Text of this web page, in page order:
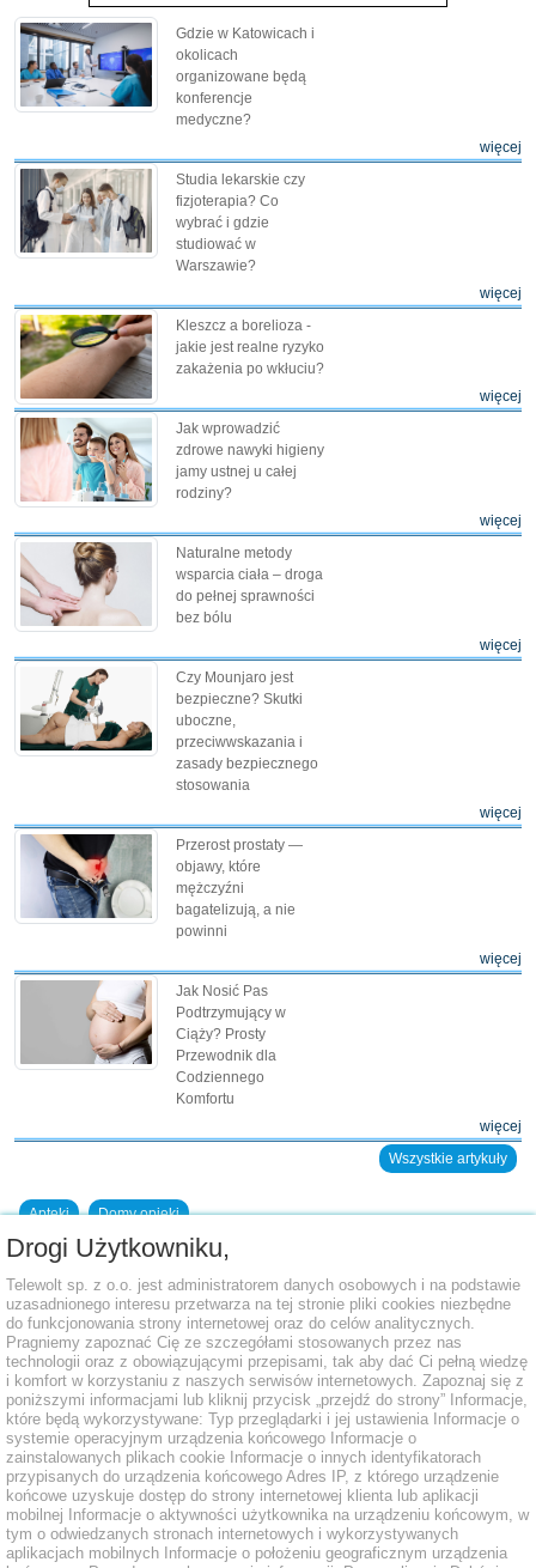
Gdzie w Katowicach i
okolicach
organizowane będą
konferencje
medyczne?
więcej
Studia lekarskie czy
fizjoterapia? Co
wybrać i gdzie
studiować w
Warszawie?
więcej
Kleszcz a borelioza -
jakie jest realne ryzyko
zakażenia po wkłuciu?
więcej
Jak wprowadzić
zdrowe nawyki higieny
jamy ustnej u całej
rodziny?
więcej
Naturalne metody
wsparcia ciała – droga
do pełnej sprawności
bez bólu
więcej
Czy Mounjaro jest
bezpieczne? Skutki
uboczne,
przeciwwskazania i
zasady bezpiecznego
stosowania
więcej
Przerost prostaty —
objawy, które
mężczyźni
bagatelizują, a nie
powinni
więcej
Jak Nosić Pas
Podtrzymujący w
Ciąży? Prosty
Przewodnik dla
Codziennego
Komfortu
więcej
Wszystkie artykuły
Apteki Domy opieki
Dodaj placówkę do bazy
Drogi Użytkowniku,
Telewolt sp. z o.o. jest administratorem danych osobowych i na podstawie
uzasadnionego interesu przetwarza na tej stronie pliki cookies niezbędne
do funkcjonowania strony internetowej oraz do celów analitycznych.
Pragniemy zapoznać Cię ze szczegółami stosowanych przez nas
technologii oraz z obowiązującymi przepisami, tak aby dać Ci pełną wiedzę
i komfort w korzystaniu z naszych serwisów internetowych. Zapoznaj się z
poniższymi informacjami lub kliknij przycisk „przejdź do strony” Informacje,
które będą wykorzystywane: Typ przeglądarki i jej ustawienia Informacje o
systemie operacyjnym urządzenia końcowego Informacje o
zainstalowanych plikach cookie Informacje o innych identyfikatorach
przypisanych do urządzenia końcowego Adres IP, z którego urządzenie
końcowe uzyskuje dostęp do strony internetowej klienta lub aplikacji
mobilnej Informacje o aktywności użytkownika na urządzeniu końcowym, w
tym o odwiedzanych stronach internetowych i wykorzystywanych
aplikacjach mobilnych Informacje o położeniu geograficznym urządzenia